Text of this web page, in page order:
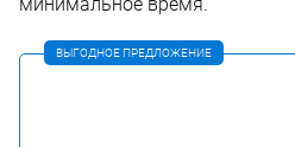
ВЫГОДНОЕ ПРЕДЛОЖЕНИЕ